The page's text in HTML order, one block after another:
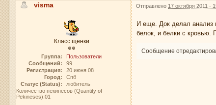
visma
Класс щенки
Группа:
Пользователи
Сообщений:
99
Регистрация:
20 июня 08
Город:
Спб
Статус (Status):
любитель
Количество пекинесов (Quantity of
Pekineses):01
Отправлено 17 октября 2011 -
И еще. Док делал анализ
белок, и белки с кровью.
Сообщение